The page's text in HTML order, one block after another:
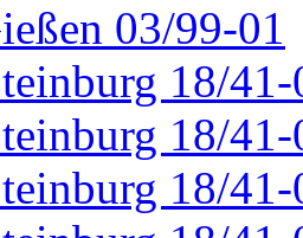
03/99-01
18/41-
18/41-
18/41-